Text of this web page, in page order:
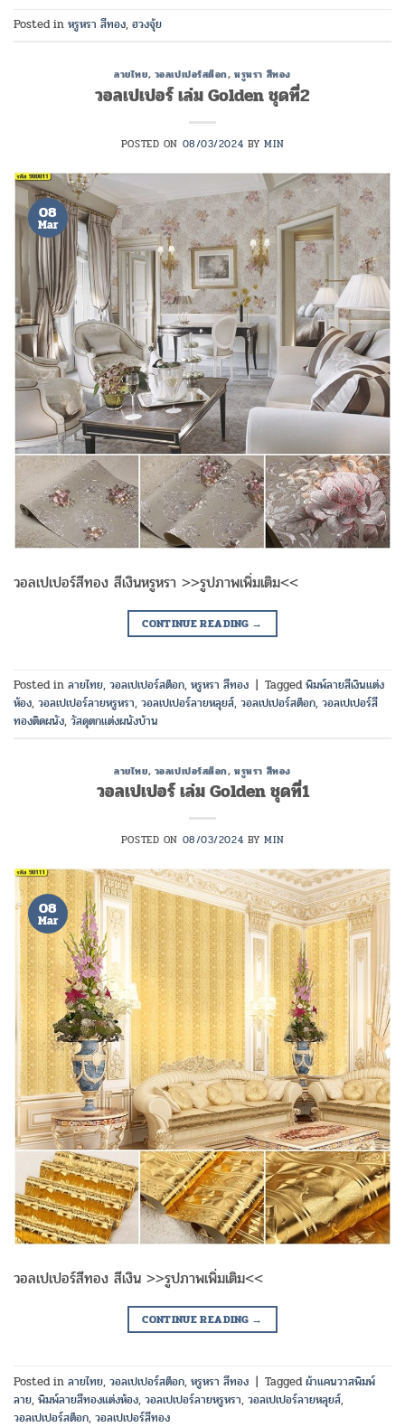
Posted in หรูหรา สีทอง, ฮวงจุ้ย
ลายไทย, วอลเปเปอร์สต็อก,หรูหรา สีทอง
วอลเปเปอร์ เล่ม Golden ชุดที่2
POSTED ON 08/03/2024 BYMIN
08
Mar
วอลเปเปอร์สีทอง สีเงินหรูหรา >>รูปภาพเพิ่มเติม<<
CONTINUE READING →
Posted in ลายไทย, วอลเปเปอร์สต็อก, หรูหรา สีทอง | Taggedพิมพ์ลายสีเงินแต่ง
ห้อง, วอลเปเปอร์ลายหรูหรา, วอลเปเปอร์ลายหลุยส์, วอลเปเปอร์สต็อก, วอลเปเปอร์สี
ทองติดผนัง, วัสดุตกแต่งผนังบ้าน
ลายไทย, วอลเปเปอร์สต็อก,หรูหรา สีทอง
วอลเปเปอร์ เล่ม Golden ชุดที่1
POSTED ON 08/03/2024 BYMIN
08
Mar
วอลเปเปอร์สีทอง สีเงิน >>รูปภาพเพิ่มเติม<<
CONTINUE READING →
Posted in ลายไทย, วอลเปเปอร์สต็อก, หรูหรา สีทอง | Taggedผ้าแคนวาสพิมพ์
ลาย, พิมพ์ลายสีทองแต่งห้อง, วอลเปเปอร์ลายหรูหรา, วอลเปเปอร์ลายหลุยส์,
วอลเปเปอร์สต็อก, วอลเปเปอร์สีทอง